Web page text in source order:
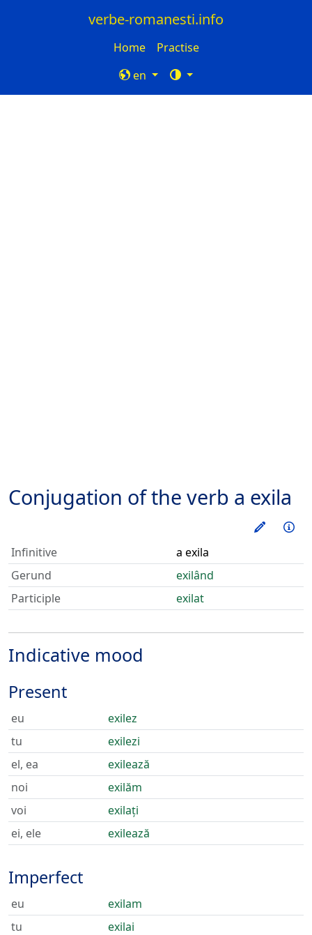
verbe-romanesti.info
Home
Practise
en
Conjugation of the verb a exila
Train
Infinitive
a exila
Gerund
exilând
Participle
exilat
Indicative mood
Present
eu
exilez
tu
exilezi
el, ea
exilează
noi
exilăm
voi
exilați
ei, ele
exilează
Imperfect
eu
exilam
tu
exilai